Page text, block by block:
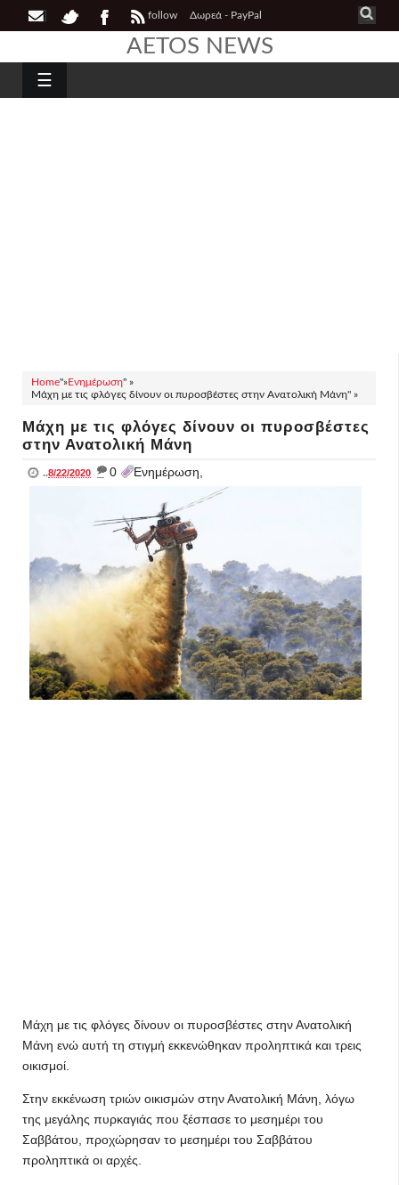
follow Δωρεά - PayPal
AETOS NEWS
☰
Home"»Ενημέρωση" »
Μάχη με τις φλόγες δίνουν οι πυροσβέστες στην Ανατολική Μάνη" »
Μάχη με τις φλόγες δίνουν οι πυροσβέστες
στην Ανατολική Μάνη
..8/22/2020 _ 0 Ενημέρωση,
Μάχη με τις φλόγες δίνουν οι πυροσβέστες στην Ανατολική
Μάνη ενώ αυτή τη στιγμή εκκενώθηκαν προληπτικά και τρεις
οικισμοί.
Στην εκκένωση τριών οικισμών στην Ανατολική Μάνη, λόγω
της μεγάλης πυρκαγιάς που ξέσπασε το μεσημέρι του
Σαββάτου, προχώρησαν το μεσημέρι του Σαββάτου
προληπτικά οι αρχές.